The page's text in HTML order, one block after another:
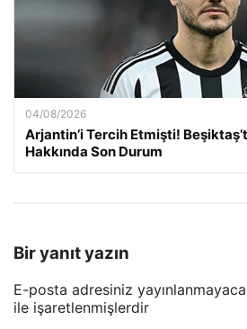
04/08/2026
Arjantin’i Tercih Etmişti!
Hakkında Son Durum
Bir yanıt yazın
E-posta adresiniz
ile işaretlenmişlerdir